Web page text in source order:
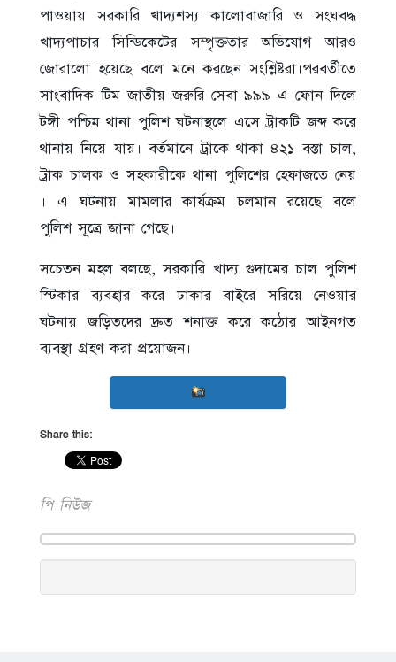
পাওয়ায় সরকারি খাদ্যশস্য কালোবাজারি ও সংঘবদ্ধ
খাদ্যপাচার সিন্ডিকেটের সম্পৃক্ততার অভিযোগ আরও
জোরালো হয়েছে বলে মনে করছেন সংশ্লিষ্টরা।পরবর্তীতে
সাংবাদিক টিম জাতীয় জরুরি সেবা ৯৯৯ এ ফোন দিলে
টঙ্গী পশ্চিম থানা পুলিশ ঘটনাস্থলে এসে ট্রাকটি জব্দ করে
থানায় নিয়ে যায়। বর্তমানে ট্রাকে থাকা ৪২১ বস্তা চাল,
ট্রাক চালক ও সহকারীকে থানা পুলিশের হেফাজতে নেয়
। এ ঘটনায় মামলার কার্যক্রম চলমান রয়েছে বলে
পুলিশ সূত্রে জানা গেছে।
সচেতন মহল বলছে, সরকারি খাদ্য গুদামের চাল পুলিশ
স্টিকার ব্যবহার করে ঢাকার বাইরে সরিয়ে নেওয়ার
ঘটনায় জড়িতদের দ্রুত শনাক্ত করে কঠোর আইনগত
ব্যবস্থা গ্রহণ করা প্রয়োজন।
Share this:
পি নিউজ